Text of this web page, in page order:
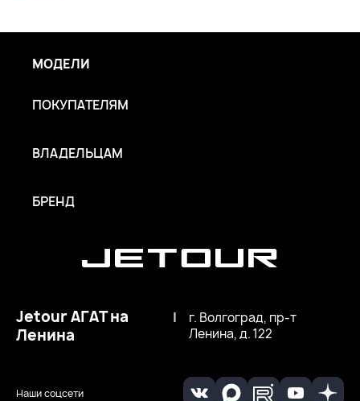
Наши соцсети
Jetour АГАТ на
Ленина
|
г. Волгоград, пр-т
Ленина, д. 122
МОДЕЛИ
ПОКУПАТЕЛЯМ
ВЛАДЕЛЬЦАМ
БРЕНД